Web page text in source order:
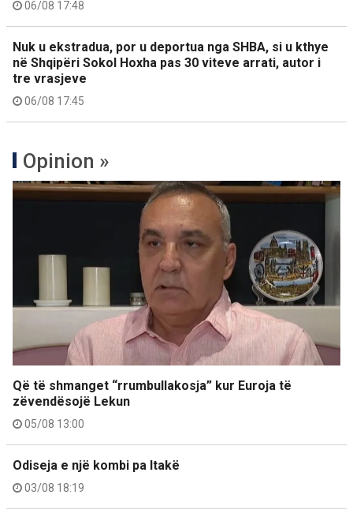
06/08 17:48
Nuk u ekstradua, por u deportua nga SHBA, si u kthye
në Shqipëri Sokol Hoxha pas 30 viteve arrati, autor i
tre vrasjeve
06/08 17:45
Opinion »
Që të shmanget “rrumbullakosja” kur Euroja të
zëvendësojë Lekun
05/08 13:00
Odiseja e një kombi pa Itakë
03/08 18:19